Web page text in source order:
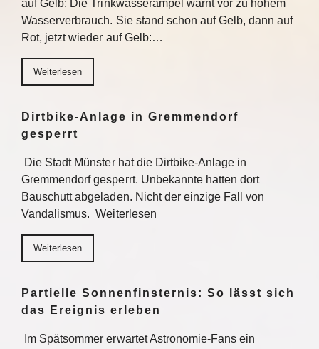
auf Gelb: Die Trinkwasserampel warnt vor zu hohem
Wasserverbrauch. Sie stand schon auf Gelb, dann auf
Rot, jetzt wieder auf Gelb:…
Weiterlesen
Dirtbike-Anlage in Gremmendorf
gesperrt
Die Stadt Münster hat die Dirtbike-Anlage in
Gremmendorf gesperrt. Unbekannte hatten dort
Bauschutt abgeladen. Nicht der einzige Fall von
Vandalismus. Weiterlesen
Weiterlesen
Partielle Sonnenfinsternis: So lässt sich
das Ereignis erleben
Im Spätsommer erwartet Astronomie-Fans ein